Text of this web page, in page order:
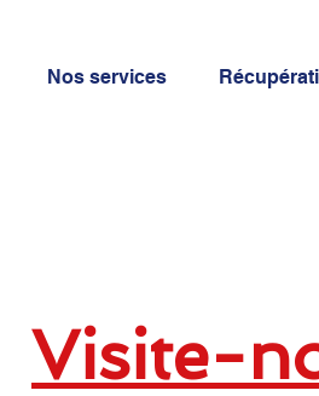
Nos services
Visite-